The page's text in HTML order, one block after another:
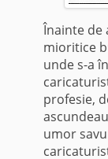
Înainte de
mioritice
unde s-a
profesie,
umor